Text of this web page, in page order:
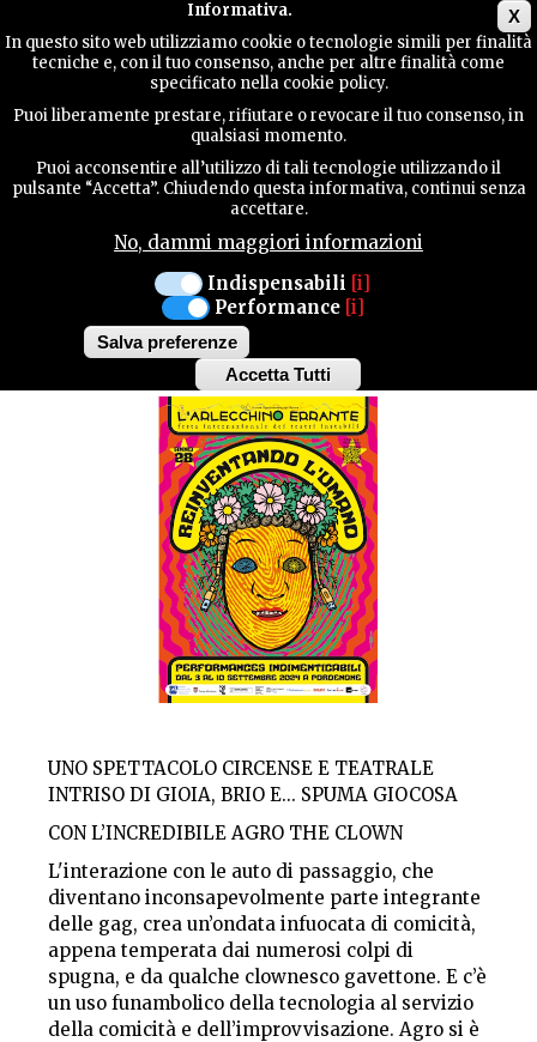
X
Informativa.
In questo sito web utilizziamo cookie o tecnologie simili per finalità
tecniche e, con il tuo consenso, anche per altre finalità come
specificato nella cookie policy.
Puoi liberamente prestare, rifiutare o revocare il tuo consenso, in
qualsiasi momento.
Puoi acconsentire all’utilizzo di tali tecnologie utilizzando il
pulsante “Accetta”. Chiudendo questa informativa, continui senza
accettare.
No, dammi maggiori informazioni
Indispensabili [i]
Performance [i]
Salva preferenze
Accetta Tutti
Withdraw
TERRITORY
CONTACTS
MANIFESTAZIONI
PORDENONE
MERCOLEDÌ 4 SETTEMBRE
ARLECCHINO ERRANTE
- CAR WASH
UNO SPETTACOLO CIRCENSE E TEATRALE
INTRISO DI GIOIA, BRIO E... SPUMA GIOCOSA
CON L’INCREDIBILE AGRO THE CLOWN
L'interazione con le auto di passaggio, che
diventano inconsapevolmente parte integrante
delle gag, crea un’ondata infuocata di comicità,
appena temperata dai numerosi colpi di
spugna, e da qualche clownesco gavettone. E c’è
un uso funambolico della tecnologia al servizio
della comicità e dell’improvvisazione. Agro si è